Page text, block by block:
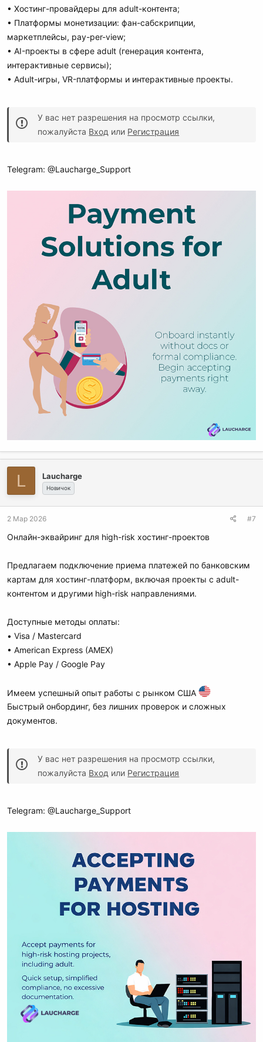
• Хостинг-провайдеры для adult-контента;
• Платформы монетизации: фан-сабскрипции,
маркетплейсы, pay-per-view;
• AI-проекты в сфере adult (генерация контента,
интерактивные сервисы);
• Adult-игры, VR-платформы и интерактивные проекты.
У вас нет разрешения на просмотр ссылки,
пожалуйста Вход или Регистрация
Telegram: @Laucharge_Support
L Laucharge
Новичок
2 Мар 2026 #7
Онлайн-эквайринг для high-risk хостинг-проектов
Предлагаем подключение приема платежей по банковским
картам для хостинг-платформ, включая проекты с adult-
контентом и другими high-risk направлениями.
Доступные методы оплаты:
• Visa / Mastercard
• American Express (AMEX)
• Apple Pay / Google Pay
Имеем успешный опыт работы с рынком США
Быстрый онбординг, без лишних проверок и сложных
документов.
У вас нет разрешения на просмотр ссылки,
пожалуйста Вход или Регистрация
Telegram: @Laucharge_Support